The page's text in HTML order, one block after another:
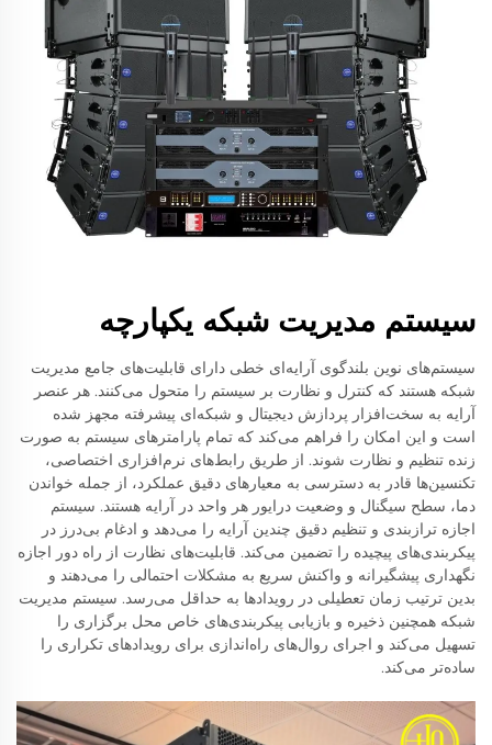
سیستم مدیریت شبکه یکپارچه
سیستم‌های نوین بلندگوی آرایه‌ای خطی دارای قابلیت‌های جامع مدیریت
شبکه هستند که کنترل و نظارت بر سیستم را متحول می‌کنند. هر عنصر
آرایه به سخت‌افزار پردازش دیجیتال و شبکه‌ای پیشرفته مجهز شده
است و این امکان را فراهم می‌کند که تمام پارامترهای سیستم به صورت
زنده تنظیم و نظارت شوند. از طریق رابط‌های نرم‌افزاری اختصاصی،
تکنسین‌ها قادر به دسترسی به معیارهای دقیق عملکرد، از جمله خواندن
دما، سطح سیگنال و وضعیت درایور هر واحد در آرایه هستند. سیستم
اجازه ترازبندی و تنظیم دقیق چندین آرایه را می‌دهد و ادغام بی‌درز در
پیکربندی‌های پیچیده را تضمین می‌کند. قابلیت‌های نظارت از راه دور اجازه
نگهداری پیشگیرانه و واکنش سریع به مشکلات احتمالی را می‌دهند و
بدین ترتیب زمان تعطیلی در رویدادها به حداقل می‌رسد. سیستم مدیریت
شبکه همچنین ذخیره و بازیابی پیکربندی‌های خاص محل برگزاری را
تسهیل می‌کند و اجرای روال‌های راه‌اندازی برای رویدادهای تکراری را
ساده‌تر می‌کند.